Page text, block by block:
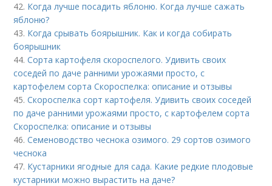
42. Когда лучше посадить яблоню. Когда лучше сажать
яблоню?
43. Когда срывать боярышник. Как и когда собирать
боярышник
44.Сорта картофеля скороспелого. Удивить своих
соседей по даче ранними урожаями просто, с
картофелем сорта Скороспелка: описание и отзывы
45.Скороспелка сорт картофеля. Удивить своих соседей
по даче ранними урожаями просто, с картофелем сорта
Скороспелка: описание и отзывы
46.Семеноводство чеснока озимого. 29 сортов озимого
чеснока
47. Кустарники ягодные для сада. Какие редкие плодовые
кустарники можно вырастить на даче?